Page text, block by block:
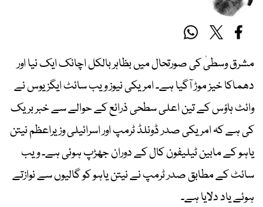
مشرق وسطیٰ کی صورتحال میں بظاہر بالکل اچانک ایک نیا اور
دھماکا خیز موڑ آگیا ہے۔ امریکی نیوز ویب سائٹ ایگزیوس نے
وائٹ ہاؤس کے تین اعلی سطحی ذرائع کے حوالے سے خبر بریک
کی ہے کہ امریکی صدر ڈونلڈ ٹرمپ اور اسرائیلی وزیراعظم نیتن
یاہو کے مابین ٹیلیفون کال کے دوران جھڑپ ہوئی ہے۔ ویب
سائٹ کے مطابق صدر ٹرمپ نے نیتن یاہو کو گالیوں سے نوازتے
ہوئے یاد دلایا ہے۔